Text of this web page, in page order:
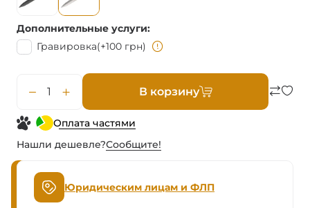
Дополнительные услуги
Гравировка(+100 грн)
В корзину
Оплата частями
Нашли дешевле?Сообщите!
Юридическим лицам и ФЛП